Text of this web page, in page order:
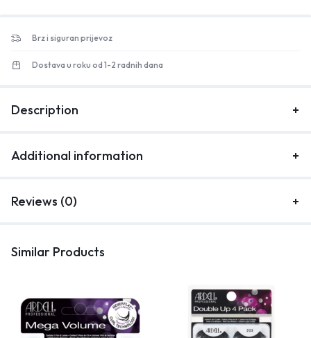
Brz i siguran prijevoz
Dostava u roku od 1-2 radnih dana
Description
Additional information
Reviews (0)
Similar Products